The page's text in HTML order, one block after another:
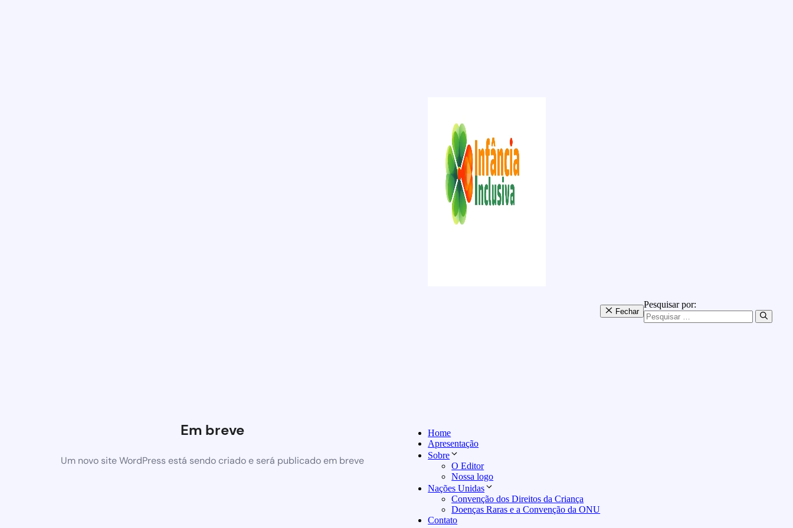
Em breve
Um novo site WordPress está sendo criado e será publicado em breve
Home
Apresentação
Sobre
O Editor
Nossa logo
Nações Unidas
Convenção dos Direitos da Criança
Doenças Raras e a Convenção da ONU
Contato
Fechar
Pesquisar por: